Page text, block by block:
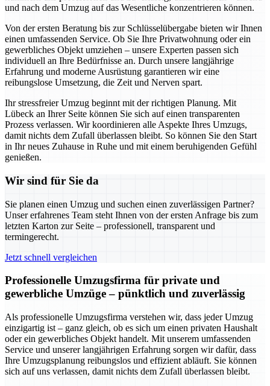
und nach dem Umzug auf das Wesentliche konzentrieren können.
Von der ersten Beratung bis zur Schlüsselübergabe bieten wir Ihnen
einen umfassenden Service. Ob Sie Ihre Privatwohnung oder ein
gewerbliches Objekt umziehen – unsere Experten passen sich
individuell an Ihre Bedürfnisse an. Durch unsere langjährige
Erfahrung und moderne Ausrüstung garantieren wir eine
reibungslose Umsetzung, die Zeit und Nerven spart.
Ihr stressfreier Umzug beginnt mit der richtigen Planung. Mit
Lübeck an Ihrer Seite können Sie sich auf einen transparenten
Prozess verlassen. Wir koordinieren alle Aspekte Ihres Umzugs,
damit nichts dem Zufall überlassen bleibt. So können Sie den Start
in Ihr neues Zuhause in Ruhe und mit einem beruhigenden Gefühl
genießen.
Wir sind für Sie da
Sie planen einen Umzug und suchen einen zuverlässigen Partner?
Unser erfahrenes Team steht Ihnen von der ersten Anfrage bis zum
letzten Karton zur Seite – professionell, transparent und
termingerecht.
Jetzt schnell vergleichen
Professionelle Umzugsfirma für private und
gewerbliche Umzüge – pünktlich und zuverlässig
Als professionelle Umzugsfirma verstehen wir, dass jeder Umzug
einzigartig ist – ganz gleich, ob es sich um einen privaten Haushalt
oder ein gewerbliches Objekt handelt. Mit unserem umfassenden
Service und unserer langjährigen Erfahrung sorgen wir dafür, dass
Ihre Umzugsplanung reibungslos und effizient abläuft. Sie können
sich auf uns verlassen, damit nichts dem Zufall überlassen bleibt.